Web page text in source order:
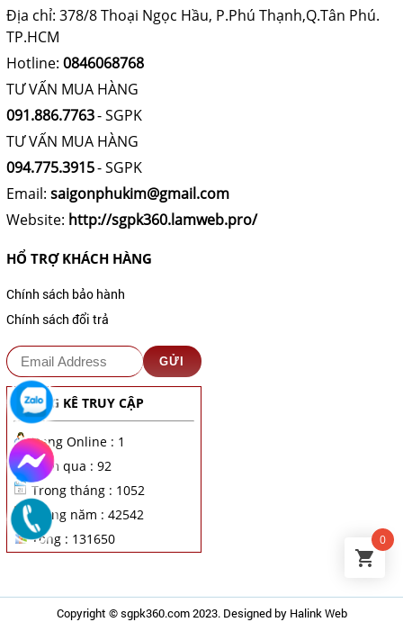
Địa chỉ: 378/8 Thoại Ngọc Hầu, P.Phú Thạnh,Q.Tân Phú.
TP.HCM
Hotline: 0846068768
TƯ VẤN MUA HÀNG
091.886.7763- SGPK
TƯ VẤN MUA HÀNG
094.775.3915- SGPK
Email: saigonphukim@gmail.com
Website: http://sgpk360.lamweb.pro/
HỔ TRỢ KHÁCH HÀNG
Chính sách bảo hành
Chính sách đổi trả
THỐNG KÊ TRUY CẬP
Đang Online : 1
Hôm qua : 92
Trong tháng : 1052
Trong năm : 42542
Tổng : 131650
Copyright ©sgpk360.com2023. Designed by Halink Web
0